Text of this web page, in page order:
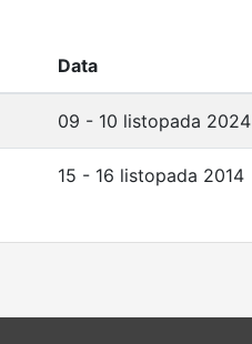
Data
09 - 10 listopada 2024
15 - 16 listopada 2014